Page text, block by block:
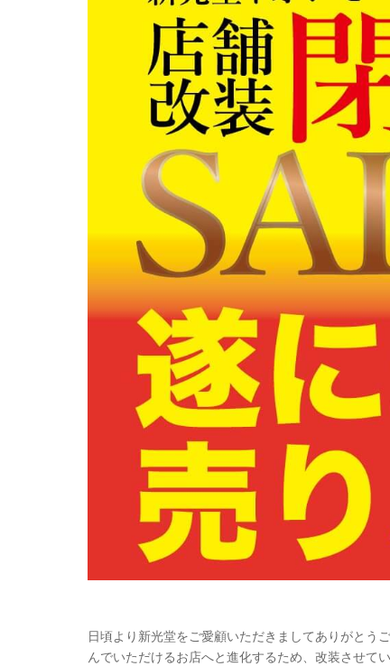
日頃より新光堂をご愛顧いただきましてありがとう
んでいただけるお店へと進化するため、改装させて